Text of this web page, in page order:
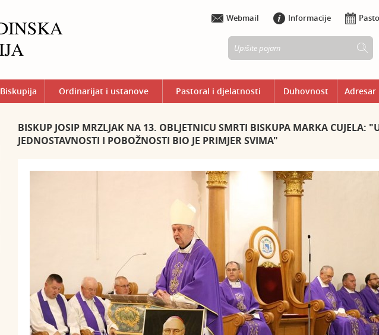
Webmail Informacije
Biskupija Ordinarijat i ustanove Pastoral i djelatnosti Duhovnost Adresar
BISKUP JOSIP MRZLJAK NA 13. OBLJETNICU SMRTI BISKUPA MARKA CUJELA:
JEDNOSTAVNOSTI I POBOŽNOSTI BIO JE PRIMJER SVIMA"